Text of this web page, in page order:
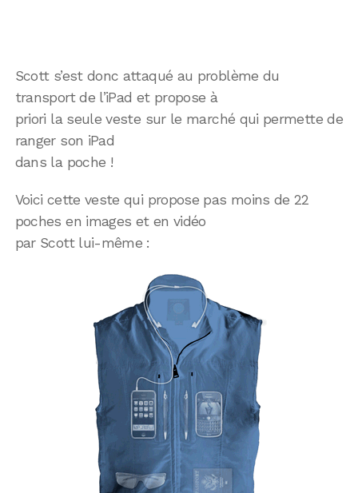
Scott s’est donc attaqué au problème du
transport de l’iPad et propose à
priori la seule veste sur le marché qui permette de
ranger son iPad
dans la poche !
Voici cette veste qui propose pas moins de 22
poches en images et en vidéo
par Scott lui-même :